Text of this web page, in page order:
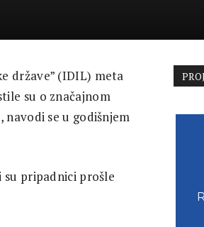
države” (IDIL) meta
su o značajnom
se u godišnjem
su pripadnici prošle